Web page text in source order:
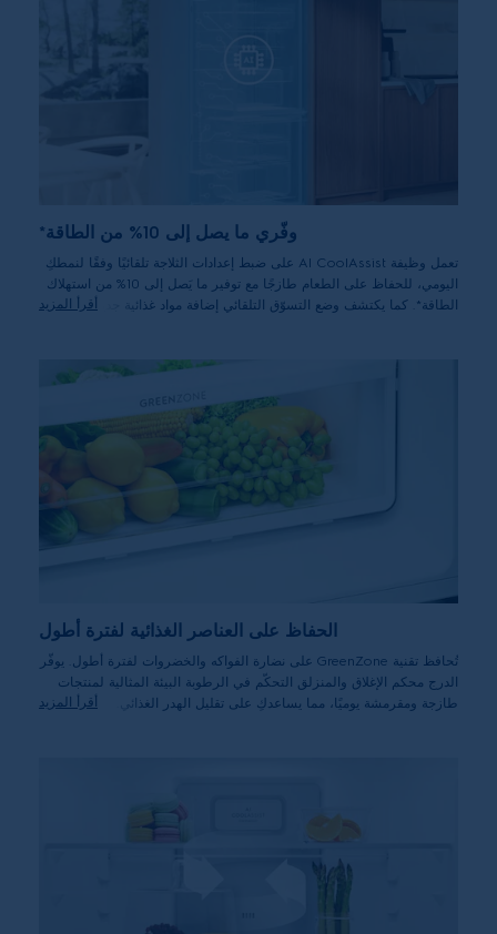
وفّري ما يصل إلى 10% من الطاقة*
تعمل وظيفة AI CoolAssist على ضبط إعدادات الثلاجة تلقائيًا وفقًا لنمطكِ
اليومي، للحفاظ على الطعام طازجًا مع توفير ما يَصل إلى 10% من استهلاك
الطاقة*. كما يكتشف وضع التسوّق التلقائي إضافة مواد غذائية جديدة، في
الفعلي للطاقة حسب درجة حرارة البيئة. وقد يؤثر ارتفاع درجة الحرارة على حفظ
أقرأ المزيد
الحفاظ على العناصر الغذائية لفترة أطول
تُحافظ تقنية GreenZone على نضارة الفواكه والخضروات لفترة أطول. يوفّر
الدرج محكم الإغلاق والمنزلق التحكّم في الرطوبة البيئة المثالية لمنتجات
طازجة ومقرمشة يوميًا، مما يساعدكِ على تقليل الهدر الغذائي.
أقرأ المزيد